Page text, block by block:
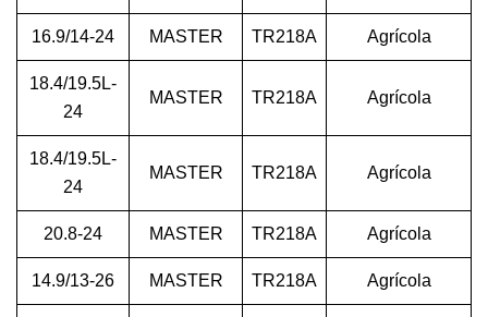
16.9/14-24 MASTER TR218A Agrícola
18.4/19.5L-
24
MASTER TR218A Agrícola
18.4/19.5L-
24
MASTER TR218A Agrícola
20.8-24 MASTER TR218A Agrícola
14.9/13-26 MASTER TR218A Agrícola